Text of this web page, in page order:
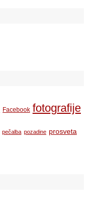
Facebook fotografije
pečalba pozadine prosveta